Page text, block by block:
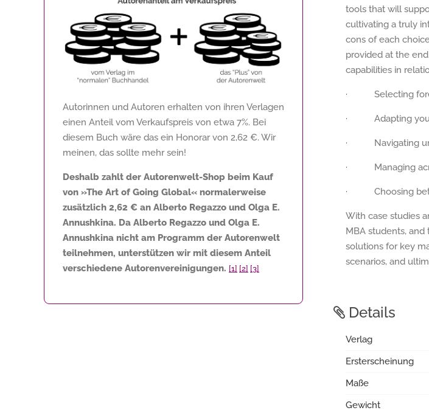
Autorinnen und Autoren erhalten von ihren Verlagen
einen Anteil vom Verkaufspreis von etwa 7%. Bei
diesem Buch wäre das ein Honorar von 2,62 €. Wir
meinen, das sollte mehr sein!
Deshalb zahlt der Autorenwelt-Shop beim Kauf
von »The Art of Going Global« normalerweise
zusätzlich 2,62 € an Alberto Regazzo und Olga E.
Annushkina. Da Alberto Regazzo und Olga E.
Annushkina nicht am Programm der Autorenwelt
teilnehmen, unterstützen wir mit diesem Anteil
verschiedene Autorenvereinigungen. [1] [2] [3]
tools that will
cultivating a truly
cons of each
provided at the
capabilities in
· Selecting
· Adapting your
· Navigating
· Managing
· Choosing
With case studies
MBA students,
solutions for key
scenarios, and
Details
Verlag
Ersterscheinung
Maße
Gewicht